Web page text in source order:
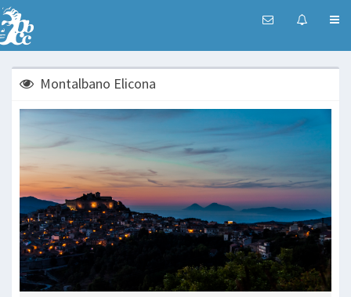
Montalbano Elicona